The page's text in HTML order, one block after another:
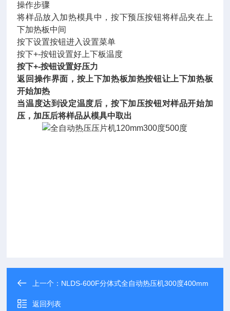
操作步骤
将样品放入加热模具中，按下预压按钮将样品夹在上
下加热板中间
按下设置按钮进入设置菜单
按下+-按钮设置好上下板温度
按下+-按钮设置好压力
返回操作界面，按上下加热板加热按钮让上下加热板
开始加热
当温度达到设定温度后，按下加压按钮对样品开始加
压，加压后将样品从模具中取出
上一个： NLDS-600F分体式全自动热压机300度400mm
返回列表